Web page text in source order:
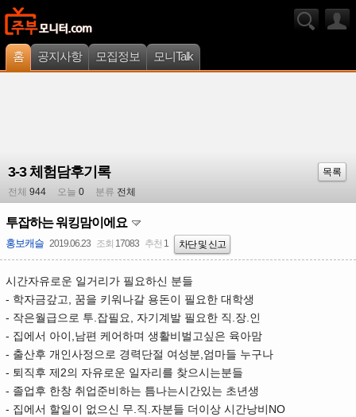
홈 공지사항 모집정보 모니Talk
3-3 체험담후기록
목록
전체 944 오늘 0 분류 전체
투잡하는 워킹맘이에요
홍보캐슬 2019.06.23 조회 17083 추천 1 차단 및 신고
시간자유로운 일거리가 필요하신 분들
- 학자금갚고, 꿈을 키워나갈 용돈이 필요한 대학생
- 작은월급으로 투.잡필요, 자기계발 필요한 직.장.인
- 집에서 아이,남편 케어하며 생활비벌고싶은 육아맘
- 출산후 개인사정으로 경력단절 여성분,엄마들 누구나
- 퇴직후 제2의 자유로운 일자리를 찾으시는분들
- 졸업후 한창 취업준비하는 틈나는시간있는 초년생
- 집에서 할일이 없으신 무.직.자분들 더이상 시간낭비NO